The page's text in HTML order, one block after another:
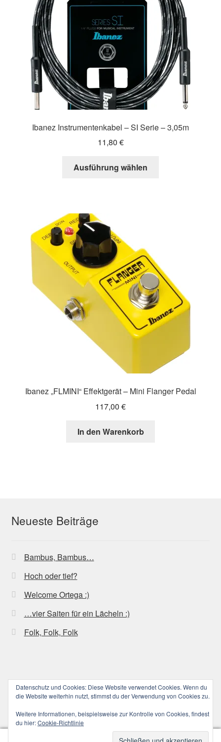
Ibanez Instrumentenkabel – SI Serie – 3,05m
11,80 €
Ausführung wählen
auf
der
Produktseite
gewählt
werden
Ibanez „FLMINI“ Effektgerät – Mini Flanger Pedal
117,00 €
In den Warenkorb
Neueste Beiträge
Bambus, Bambus…
Hoch oder tief?
Welcome Ortega :)
…vier Saiten für ein Lächeln :)
Folk, Folk, Folk
© ucoolele.de (||||) 2026
Datenschutz und Cookies: Diese Website verwendet Cookies. Wenn du
die Website weiterhin nutzt, stimmst du der Verwendung von Cookies zu.
Weitere Informationen, beispielsweise zur Kontrolle von Cookies, findest
du hier:Cookie-Richtlinie